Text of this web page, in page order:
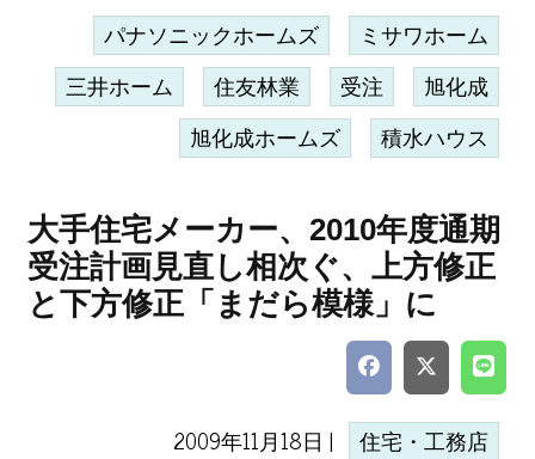
パナソニックホームズ ミサワホーム
三井ホーム 住友林業 受注 旭化成
旭化成ホームズ 積水ハウス
大手住宅メーカー、2010年度通期
受注計画見直し相次ぐ、上方修正
と下方修正「まだら模様」に
2009年11月18日 | 住宅・工務店